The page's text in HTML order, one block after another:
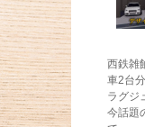
西鉄雑
車2台
ラグジ
今話題